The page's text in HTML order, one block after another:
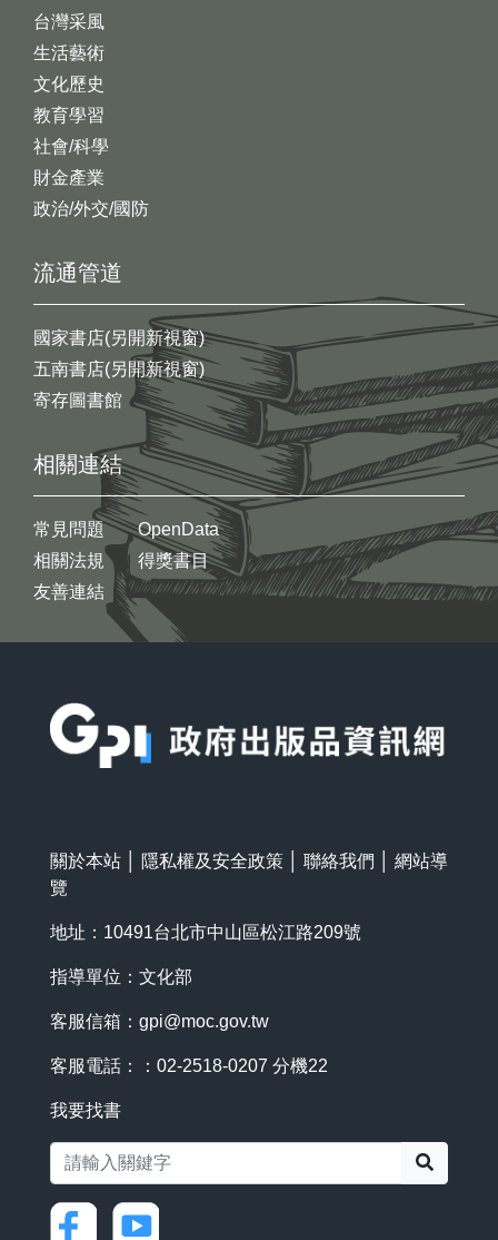
台灣采風
生活藝術
文化歷史
教育學習
社會/科學
財金產業
政治/外交/國防
流通管道
國家書店(另開新視窗)
五南書店(另開新視窗)
寄存圖書館
相關連結
常見問題
相關法規
友善連結
OpenData
得獎書目
關於本站 隱私權及安全政策 聯絡我們
網站導
覽
地址：10491台北市中山區松江路209號
指導單位：文化部
客服信箱： gpi@moc.gov.tw
客服電話：：02-2518-0207 分機22
我要找書